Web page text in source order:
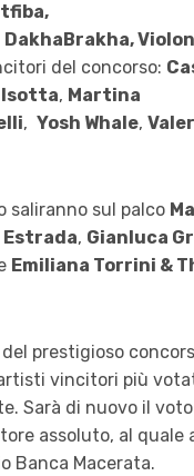
DakhaBrakha,
del concorso:
Isotta, Martina
, Yosh Whale,
saliranno sul palco
Estrada, Gianluca
Emiliana Torrini &
prestigioso
vincitori più
Sarà di nuovo il
assoluto, al quale
Banca Macerata.